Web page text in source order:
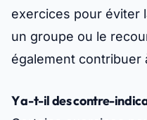
exercices pour éviter
un groupe ou le
également contribuer
Y a-t-il des contre-